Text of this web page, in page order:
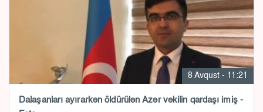
8 Avqust - 11:21
Dalaşanları ayırarkən öldürülən Azər vəkilin qardaşı imiş -